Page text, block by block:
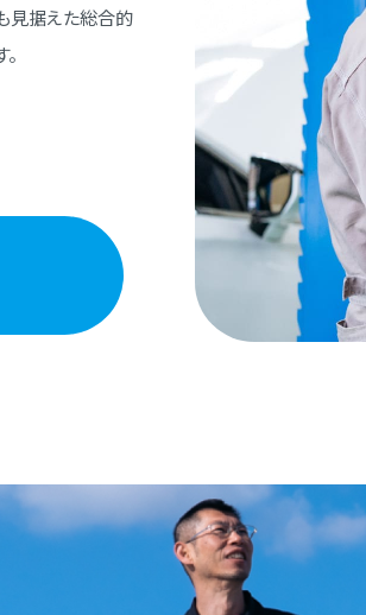
⾒据えた総合的